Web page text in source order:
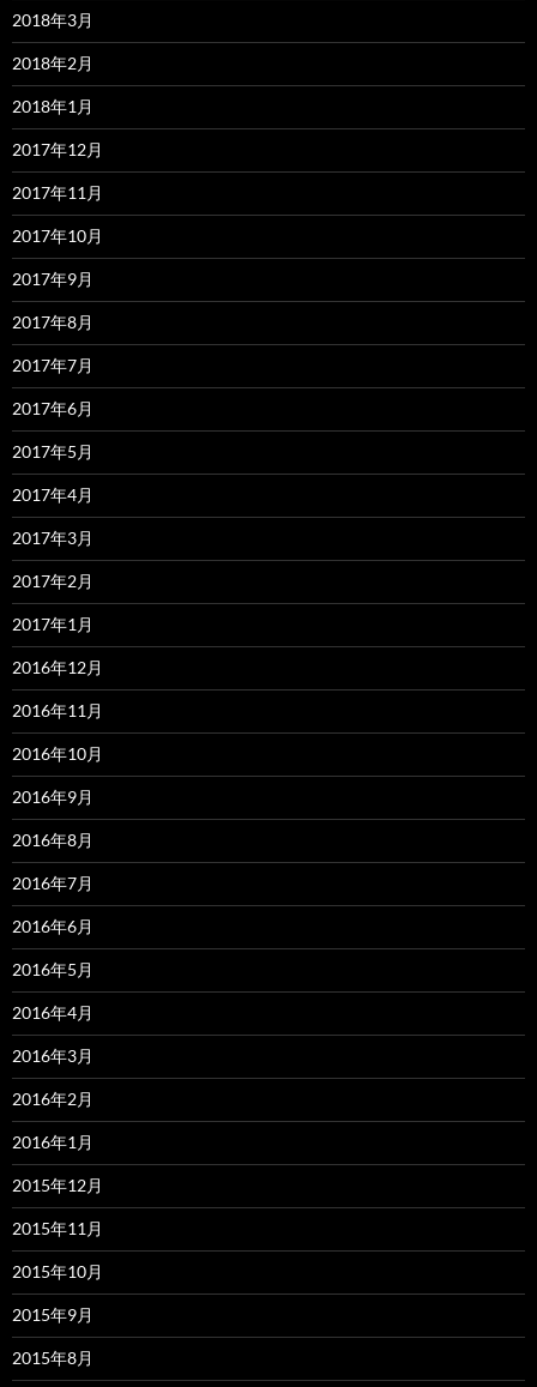
2018年3月
2018年2月
2018年1月
2017年12月
2017年11月
2017年10月
2017年9月
2017年8月
2017年7月
2017年6月
2017年5月
2017年4月
2017年3月
2017年2月
2017年1月
2016年12月
2016年11月
2016年10月
2016年9月
2016年8月
2016年7月
2016年6月
2016年5月
2016年4月
2016年3月
2016年2月
2016年1月
2015年12月
2015年11月
2015年10月
2015年9月
2015年8月